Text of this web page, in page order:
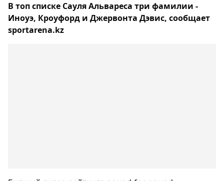
В топ списке Сауля Альвареса три фамилии -
Иноуэ, Кроуфорд и Джервонта Дэвис, сообщает
sportarena.kz